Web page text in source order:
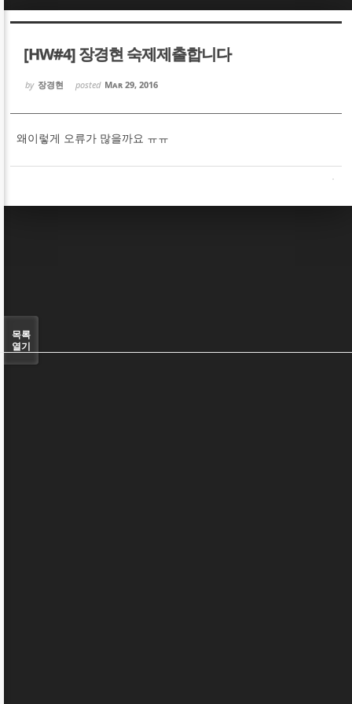
[HW#4] 장경현 숙제제출합니다
by 장경현 posted Mar 29, 2016
왜이렇게 오류가 많을까요 ㅠㅠ
목록
열기
Sketchbook5, 스케치북5
Sketchbook5, 스케치북5
Sketchbook5, 스케치북5
Sketchbook5, 스케치북5